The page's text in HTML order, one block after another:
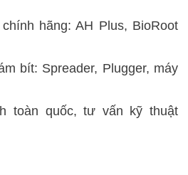
hãng: AH Plus, BioRoot
bít: Spreader, Plugger, máy
toàn quốc, tư vấn kỹ thuật